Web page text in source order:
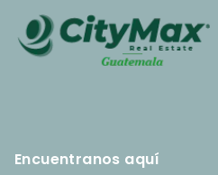
Encuentranos aquí